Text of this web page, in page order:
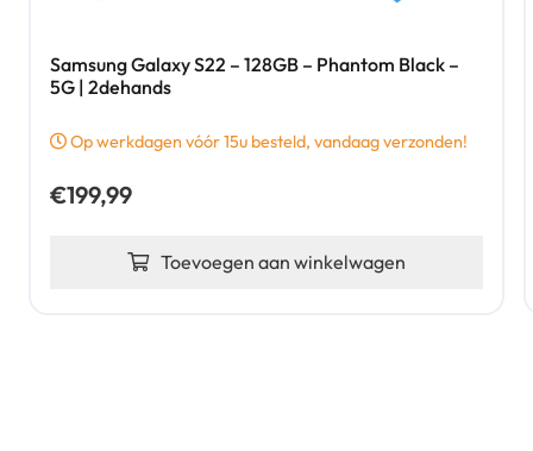
Samsung Galaxy S22 – 128GB – Phantom Black –
5G | 2dehands
Op werkdagen vóór 15u besteld, vandaag verzonden!
€199,99
Toevoegen aan winkelwagen